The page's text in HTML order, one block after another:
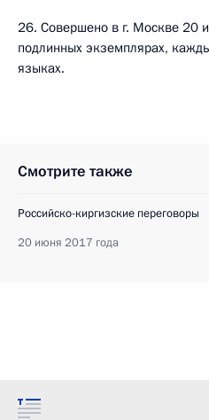
26. Совершено в г. Москве 20
подлинных экземплярах,
языках.
Смотрите также
Российско-киргизские переговоры
20 июня 2017 года